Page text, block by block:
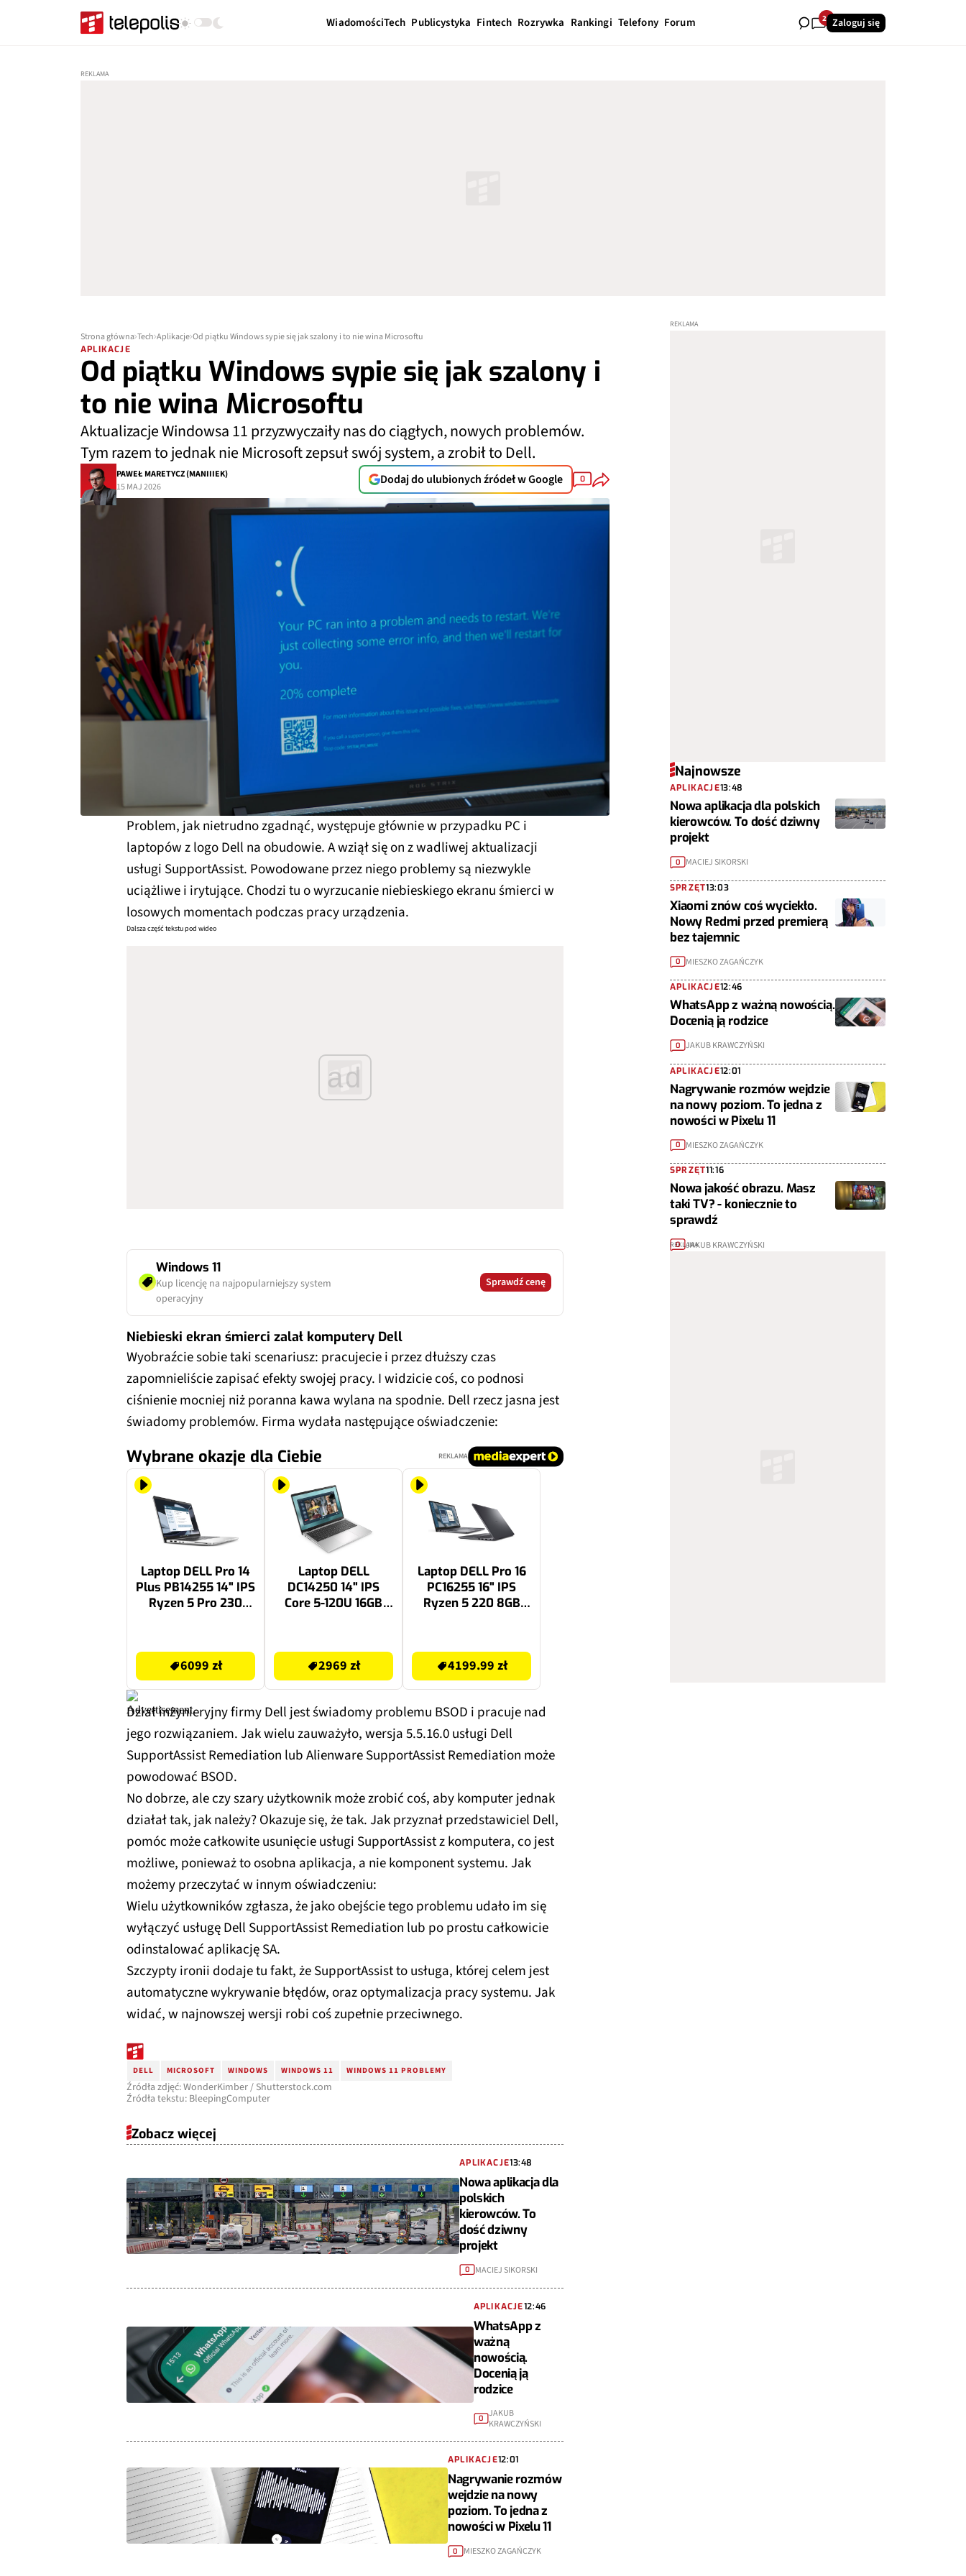
WiadomościTech Publicystyka Fintech Rozrywka Rankingi Telefony Forum 26Zaloguj się
Strona główna Tech Aplikacje Od piątku Windows sypie się jak szalony i to nie wina Microsoftu
APLIKACJE
Od piątku Windows sypie się jak szalony i
to nie wina Microsoftu
Aktualizacje Windowsa 11 przyzwyczaiły nas do ciągłych, nowych problemów.
Tym razem to jednak nie Microsoft zepsuł swój system, a zrobił to Dell.
PAWEŁ MARETYCZ (MANIIIEK)
15 MAJ 2026
Dodaj do ulubionych źródeł w Google 0
Problem, jak nietrudno zgadnąć, występuje głównie w przypadku PC i
laptopów z logo Dell na obudowie. A wziął się on z wadliwej aktualizacji
usługi SupportAssist. Powodowane przez niego problemy są niezwykle
uciążliwe i irytujące. Chodzi tu o wyrzucanie niebieskiego ekranu śmierci w
losowych momentach podczas pracy urządzenia.
Dalsza część tekstu pod wideo
ad
Windows 11
Kup licencję na najpopularniejszy system
operacyjny
Sprawdź cenę
Niebieski ekran śmierci zalał komputery Dell
Wyobraźcie sobie taki scenariusz: pracujecie i przez dłuższy czas
zapomnieliście zapisać efekty swojej pracy. I widzicie coś, co podnosi
ciśnienie mocniej niż poranna kawa wylana na spodnie. Dell rzecz jasna jest
świadomy problemów. Firma wydała następujące oświadczenie:
Wybrane okazje dla Ciebie REKLAMA
Laptop DELL Pro 14
Plus PB14255 14" IPS
Ryzen 5 Pro 230
Professional
6099 zł
Laptop DELL
DC14250 14" IPS
Core 5-120U 16GB
2969 zł
Laptop DELL Pro 16
PC16255 16" IPS
Ryzen 5 220 8GB
Professional,
Funkcje AI
4199.99 zł
Dział inżynieryjny firmy Dell jest świadomy problemu BSOD i pracuje nad
jego rozwiązaniem. Jak wielu zauważyło, wersja 5.5.16.0 usługi Dell
SupportAssist Remediation lub Alienware SupportAssist Remediation może
powodować BSOD.
No dobrze, ale czy szary użytkownik może zrobić coś, aby komputer jednak
działał tak, jak należy? Okazuje się, że tak. Jak przyznał przedstawiciel Dell,
pomóc może całkowite usunięcie usługi SupportAssist z komputera, co jest
możliwe, ponieważ to osobna aplikacja, a nie komponent systemu. Jak
możemy przeczytać w innym oświadczeniu:
Wielu użytkowników zgłasza, że ​​jako obejście tego problemu udało im się
wyłączyć usługę Dell SupportAssist Remediation lub po prostu całkowicie
odinstalować aplikację SA.
Szczypty ironii dodaje tu fakt, że SupportAssist to usługa, której celem jest
automatyczne wykrywanie błędów, oraz optymalizacja pracy systemu. Jak
widać, w najnowszej wersji robi coś zupełnie przeciwnego.
DELL MICROSOFT WINDOWS WINDOWS 11 WINDOWS 11 PROBLEMY
Źródła zdjęć: WonderKimber / Shutterstock.com
Źródła tekstu: BleepingComputer
Zobacz więcej
APLIKACJE13:48
Nowa aplikacja dla
polskich
kierowców. To
dość dziwny
projekt
0 MACIEJ SIKORSKI
APLIKACJE12:46
WhatsApp z
ważną
nowością.
Docenią ją
rodzice
0 JAKUB
KRAWCZYŃSKI
APLIKACJE12:01
Nagrywanie rozmów
wejdzie na nowy
poziom. To jedna z
nowości w Pixelu 11
0 MIESZKO ZAGAŃCZYK
Najnowsze
APLIKACJE13:48
Nowa aplikacja dla polskich
kierowców. To dość dziwny
projekt
0 MACIEJ SIKORSKI
SPRZĘT13:03
Xiaomi znów coś wyciekło.
Nowy Redmi przed premierą
bez tajemnic
0 MIESZKO ZAGAŃCZYK
APLIKACJE12:46
WhatsApp z ważną nowością.
Docenią ją rodzice
0 JAKUB KRAWCZYŃSKI
APLIKACJE12:01
Nagrywanie rozmów wejdzie
na nowy poziom. To jedna z
nowości w Pixelu 11
0 MIESZKO ZAGAŃCZYK
SPRZĘT11:16
Nowa jakość obrazu. Masz
taki TV? - koniecznie to
sprawdź
0 JAKUB KRAWCZYŃSKI